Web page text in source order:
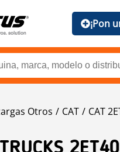
¡Pon
Otros CAT CAT